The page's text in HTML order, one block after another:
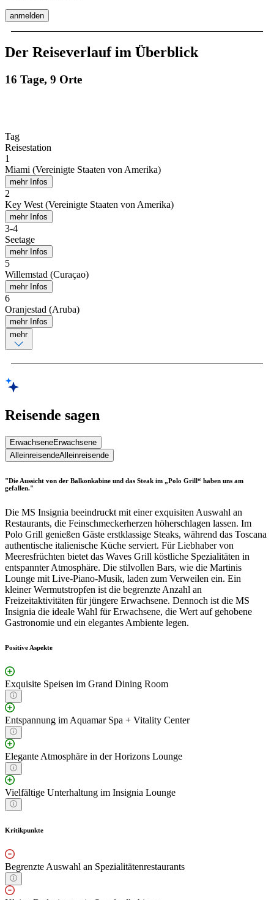
anmelden
Der Reiseverlauf im Überblick
16 Tage, 9 Orte
Tag
Reisestation
1
Miami (Vereinigte Staaten von Amerika)
mehr Infos
2
Key West (Vereinigte Staaten von Amerika)
mehr Infos
3-4
Seetage
mehr Infos
5
Willemstad (Curaçao)
mehr Infos
6
Oranjestad (Aruba)
mehr Infos
mehr
Reisende sagen
ErwachseneErwachsene
AlleinreisendeAlleinreisende
"Die Aussicht von der Balkonkabine und das Steak im „Polo Grill“ haben uns am
gefallen."
Die MS Insignia beeindruckt mit einer exquisiten Auswahl an
Restaurants, die Feinschmeckerherzen höherschlagen lassen. Im
Polo Grill genießen Gäste erstklassige Steaks, während das Toscana
authentische italienische Küche serviert. Für Liebhaber von
Meeresfrüchten bietet das Waves Grill köstliche Spezialitäten in
entspannter Atmosphäre. Die stilvollen Bars, wie die Martinis
Lounge mit Live-Piano-Musik, laden zum Verweilen ein. Ein
kleiner Wermutstropfen ist die begrenzte Anzahl an
Freizeitaktivitäten für jüngere Erwachsene. Dennoch ist die MS
Insignia die ideale Wahl für Erwachsene, die Wert auf gehobene
Gastronomie und ein elegantes Ambiente legen.
Positive Aspekte
Exquisite Speisen im Grand Dining Room
Entspannung im Aquamar Spa + Vitality Center
Elegante Atmosphäre in der Horizons Lounge
Vielfältige Unterhaltung im Insignia Lounge
Kritikpunkte
Begrenzte Auswahl an Spezialitätenrestaurants